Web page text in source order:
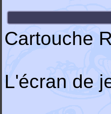
Cartouche
L'écran de